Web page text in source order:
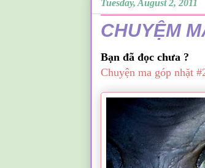
Tuesday, August 2, 2011
CHUYỆM
Bạn đã đọc chưa ?
Chuyện ma góp nhặt